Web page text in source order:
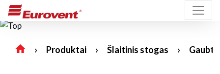
Produktai Šlaitinis stogas